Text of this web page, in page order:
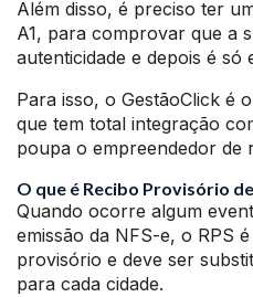
Além disso, é preciso ter
A1, para comprovar que a
autenticidade e depois é só
Para isso, o GestãoClick é
que tem total integração
poupa o empreendedor de
O que é Recibo Provisório
Quando ocorre algum
emissão da NFS-e, o RPS
provisório e deve ser
para cada cidade.